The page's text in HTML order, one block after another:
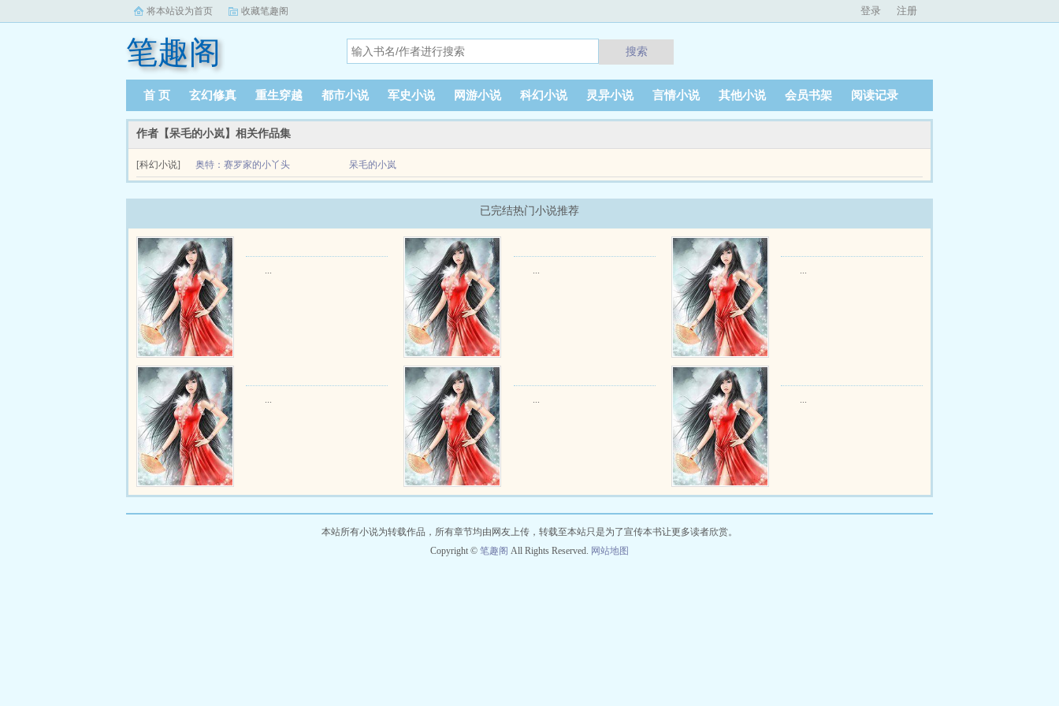
将本站设为首页 收藏笔趣阁 登录 注册
笔趣阁 搜索
首 页 玄幻修真 重生穿越 都市小说 军史小说 网游小说 科幻小说 灵异小说 言情小说 其他小说 会员书架 阅读记录
作者【呆毛的小岚】相关作品集
[科幻小说] 奥特：赛罗家的小丫头 呆毛的小岚
已完结热门小说推荐
... ... ...
... ... ...
本站所有小说为转载作品，所有章节均由网友上传，转载至本站只是为了宣传本书让更多读者欣赏。
Copyright © 笔趣阁 All Rights Reserved. 网站地图